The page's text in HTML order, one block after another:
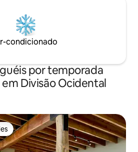
condicionado
por temporada
Divisão Ocidental